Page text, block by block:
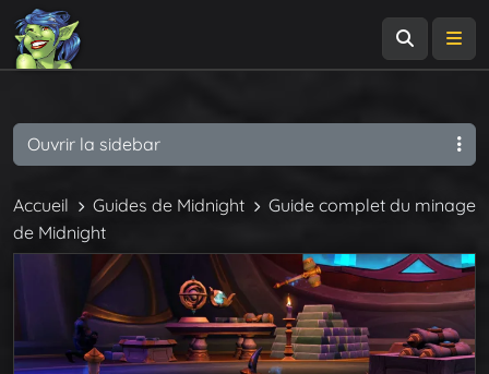
Accueil Guides de Midnight
Guide complet du minage
de Midnight
Ouvrir la sidebar